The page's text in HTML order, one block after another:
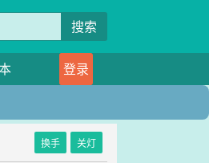
搜索
登录
换手 关灯